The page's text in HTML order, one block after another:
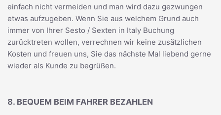
einfach nicht vermeiden und man wird dazu gezwungen
etwas aufzugeben. Wenn Sie aus welchem Grund auch
immer von Ihrer Sesto / Sexten in Italy Buchung
zurücktreten wollen, verrechnen wir keine zusätzlichen
Kosten und freuen uns, Sie das nächste Mal liebend gerne
wieder als Kunde zu begrüßen.
8. BEQUEM BEIM FAHRER BEZAHLEN